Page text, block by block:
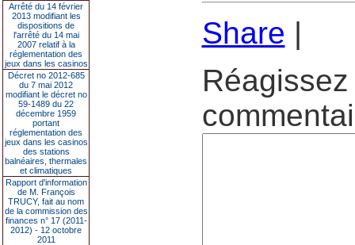
Arrêté du 14 février
2013 modifiant les
dispositions de
l'arrêté du 14 mai
2007 relatif à la
réglementation des
jeux dans les casinos
Décret no 2012-685
du 7 mai 2012
modifiant le décret no
59-1489 du 22
décembre 1959
portant
réglementation des
jeux dans les casinos
des stations
balnéaires, thermales
et climatiques
Rapport d'information
de M. François
TRUCY, fait au nom
de la commission des
finances n° 17 (2011-
2012) - 12 octobre
2011
Share |